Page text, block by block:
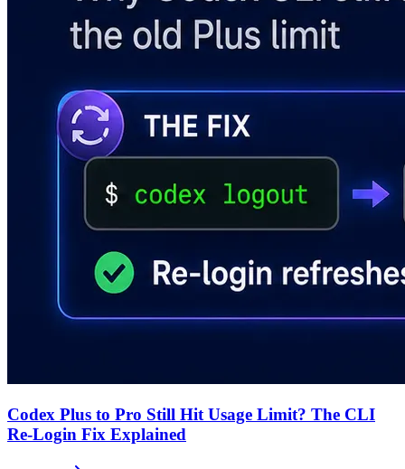
Codex Plus to Pro Still Hit Usage Limit? The CLI
Re-Login Fix Explained